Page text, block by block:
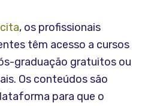
, os profissionais
têm acesso a cursos
graduação gratuitos ou
Os conteúdos são
para que o